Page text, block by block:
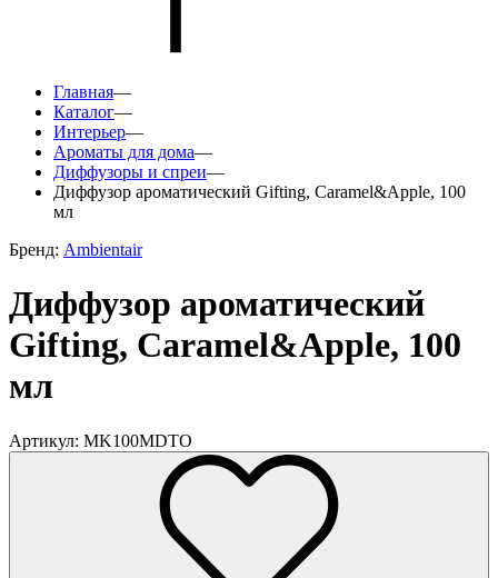
Главная—
Каталог—
Интерьер—
Ароматы для дома—
Диффузоры и спреи—
Диффузор ароматический Gifting, Caramel&Apple, 100
мл
Бренд: Ambientair
Диффузор ароматический
Gifting, Caramel&Apple, 100
мл
Артикул: MK100MDTO